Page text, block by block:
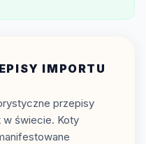
IMPORTU
przepisy
świecie. Koty